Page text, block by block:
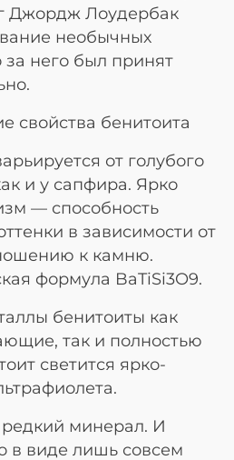
Джордж Лоудербак
необычных
него был принят
свойства бенитоита
от голубого
и у сапфира. Ярко
— способность
в зависимости от
к камню.
формула BaTiSi3O9.
бенитоиты как
так и полностью
светится ярко-
минерал. И
в виде лишь совсем